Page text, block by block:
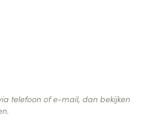
image
telefoon of e-mail, dan bekijken